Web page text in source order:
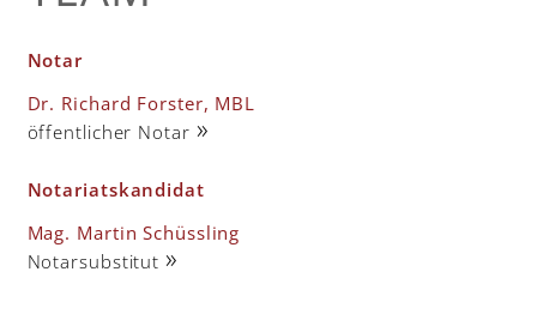
LINKS
KONTAKT
Notar
Dr. Richard Forster, MBL
öffentlicher Notar »
Notariatskandidat
Mag. Martin Schüssling
Notarsubstitut »